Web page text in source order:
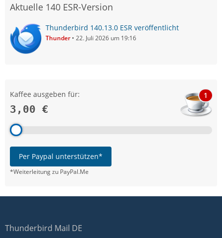
Aktuelle 140 ESR-Version
Thunderbird 140.13.0 ESR veröffentlicht
Thunder 22. Juli 2026 um 19:16
Kaffee ausgeben für:
3,00 €
1
Per Paypal unterstützen*
*Weiterleitung zu PayPal.Me
Thunderbird Mail DE